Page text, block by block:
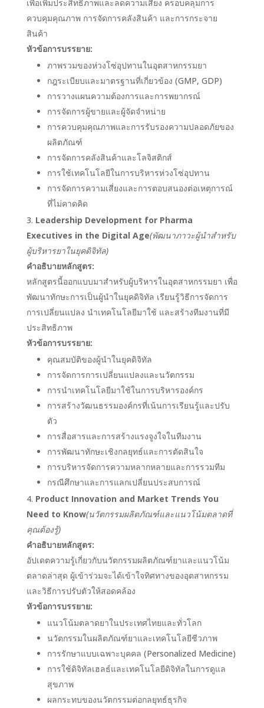
เพื่อเพิ่มประสิทธิภาพและลดความเสี่ยง ครอบคลุมการ
ควบคุมคุณภาพ การจัดการคลังสินค้า และการกระจาย
สินค้า
หัวข้อการบรรยาย:
ภาพรวมของห่วงโซ่อุปทานในอุตสาหกรรมยา
กฎระเบียบและมาตรฐานที่เกี่ยวข้อง (GMP, GDP)
การวางแผนความต้องการและการพยากรณ์
การจัดการผู้ขายและผู้จัดจำหน่าย
การควบคุมคุณภาพและการรับรองความปลอดภัยของ
ผลิตภัณฑ์
การจัดการคลังสินค้าและโลจิสติกส์
การใช้เทคโนโลยีในการบริหารห่วงโซ่อุปทาน
การจัดการความเสี่ยงและการตอบสนองต่อเหตุการณ์
ที่ไม่คาดคิด
Leadership Development for Pharma
Executives in the Digital Age(พัฒนาภาวะผู้นำสำหรับ
ผู้บริหารยาในยุคดิจิทัล)
คำอธิบายหลักสูตร:
หลักสูตรนี้ออกแบบมาสำหรับผู้บริหารในอุตสาหกรรมยา เพื่อ
พัฒนาทักษะการเป็นผู้นำในยุคดิจิทัล เรียนรู้วิธีการจัดการ
การเปลี่ยนแปลง นำเทคโนโลยีมาใช้ และสร้างทีมงานที่มี
ประสิทธิภาพ
หัวข้อการบรรยาย:
คุณสมบัติของผู้นำในยุคดิจิทัล
การจัดการการเปลี่ยนแปลงและนวัตกรรม
การนำเทคโนโลยีมาใช้ในการบริหารองค์กร
การสร้างวัฒนธรรมองค์กรที่เน้นการเรียนรู้และปรับ
ตัว
การสื่อสารและการสร้างแรงจูงใจในทีมงาน
การพัฒนาทักษะเชิงกลยุทธ์และการตัดสินใจ
การบริหารจัดการความหลากหลายและการรวมทีม
กรณีศึกษาและการแลกเปลี่ยนประสบการณ์
Product Innovation and Market Trends You
Need to Know(นวัตกรรมผลิตภัณฑ์และแนวโน้มตลาดที่
คุณต้องรู้)
คำอธิบายหลักสูตร:
อัปเดตความรู้เกี่ยวกับนวัตกรรมผลิตภัณฑ์ยาและแนวโน้ม
ตลาดล่าสุด ผู้เข้าร่วมจะได้เข้าใจทิศทางของอุตสาหกรรม
และวิธีการปรับตัวให้สอดคล้อง
หัวข้อการบรรยาย:
แนวโน้มตลาดยาในประเทศไทยและทั่วโลก
นวัตกรรมในผลิตภัณฑ์ยาและเทคโนโลยีชีวภาพ
การรักษาแบบเฉพาะบุคคล (Personalized Medicine)
การใช้ดิจิทัลเฮลธ์และเทคโนโลยีดิจิทัลในการดูแล
สุขภาพ
ผลกระทบของนวัตกรรมต่อกลยุทธ์ธุรกิจ